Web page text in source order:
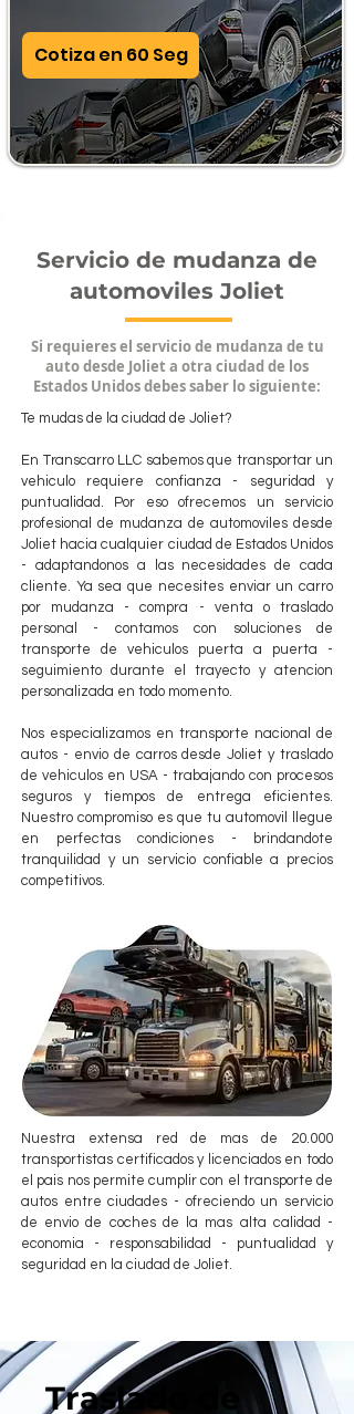
Cotiza en 60 Seg
Servicio de mudanza de
automoviles Joliet
Si requieres el servicio de mudanza de tu
auto desde Joliet a otra ciudad de los
Estados Unidos debes saber lo siguiente:
Te mudas de la ciudad de Joliet?
En Transcarro LLC sabemos que transportar un
vehiculo requiere confianza - seguridad y
puntualidad. Por eso ofrecemos un servicio
profesional de mudanza de automoviles desde
Joliet hacia cualquier ciudad de Estados Unidos
- adaptandonos a las necesidades de cada
cliente. Ya sea que necesites enviar un carro
por mudanza - compra - venta o traslado
personal - contamos con soluciones de
transporte de vehiculos puerta a puerta -
seguimiento durante el trayecto y atencion
personalizada en todo momento.
Nos especializamos en transporte nacional de
autos - envio de carros desde Joliet y traslado
de vehiculos en USA - trabajando con procesos
seguros y tiempos de entrega eficientes.
Nuestro compromiso es que tu automovil llegue
en perfectas condiciones - brindandote
tranquilidad y un servicio confiable a precios
competitivos.
Nuestra extensa red de mas de 20.000
transportistas certificados y licenciados en todo
el pais nos permite cumplir con el transporte de
autos entre ciudades - ofreciendo un servicio
de envio de coches de la mas alta calidad -
economia - responsabilidad - puntualidad y
seguridad en la ciudad de Joliet.
Traslado de